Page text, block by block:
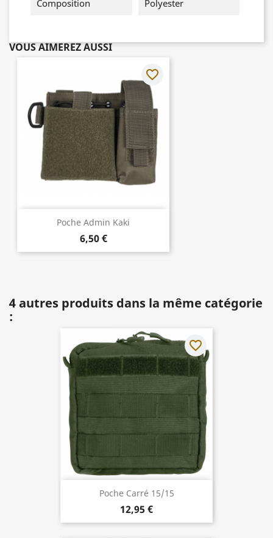
Composition Polyester
VOUS AIMEREZ AUSSI
Poche Admin Kaki
6,50 €
favorite_border
4 autres produits dans la même catégorie
:
Poche Carré 15/15
12,95 €
favorite_border